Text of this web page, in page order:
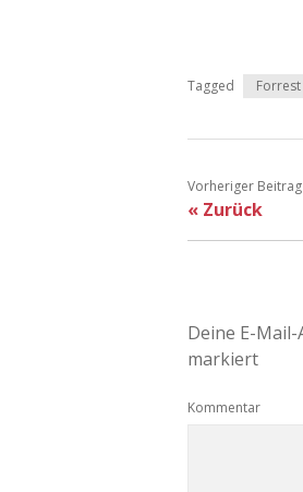
Tagged Forrest
Vorheriger Beitrag
« Zurück
Deine E-
markiert
Kommentar